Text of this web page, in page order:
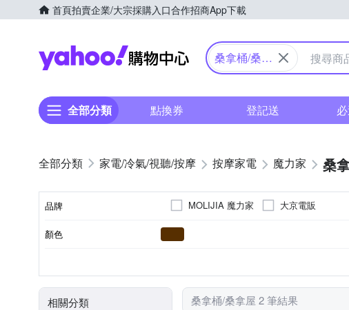
首頁拍賣企業/大宗採購入口合作招商App下載
Yahoo購物中心
桑拿桶/桑拿
全部分類 點換券 登記送
家電/冷氣/視聽/按摩 按摩家電 魔力家 桑
品牌 MOLIJIA 魔力家 大京電販
顏色
相關分類 桑拿桶/桑拿屋 2 筆結果